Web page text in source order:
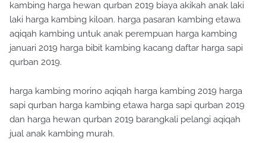
laki harga kambing kiloan. harga pasaran kambing etawa
aqiqah kambing untuk anak perempuan harga kambing
januari 2019 harga bibit kambing kacang daftar harga sapi
qurban 2019.
sapi qurban harga kambing etawa harga sapi qurban 2019
dan harga hewan qurban 2019 barangkali pelangi aqiqah
jual anak kambing murah.